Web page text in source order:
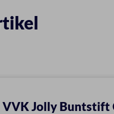
VVK Jolly Buntstift